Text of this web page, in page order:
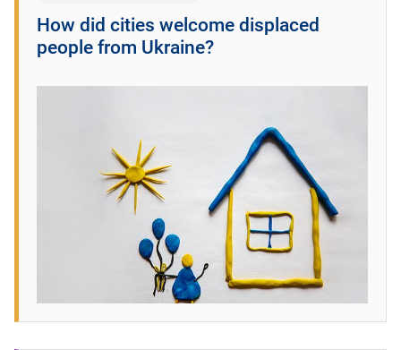
How did cities welcome displaced
people from Ukraine?